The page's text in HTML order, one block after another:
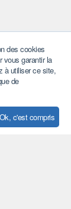
Ensemble
et les
des cookies
vous garantir la
à utiliser ce site,
de
Ok, c'est compris